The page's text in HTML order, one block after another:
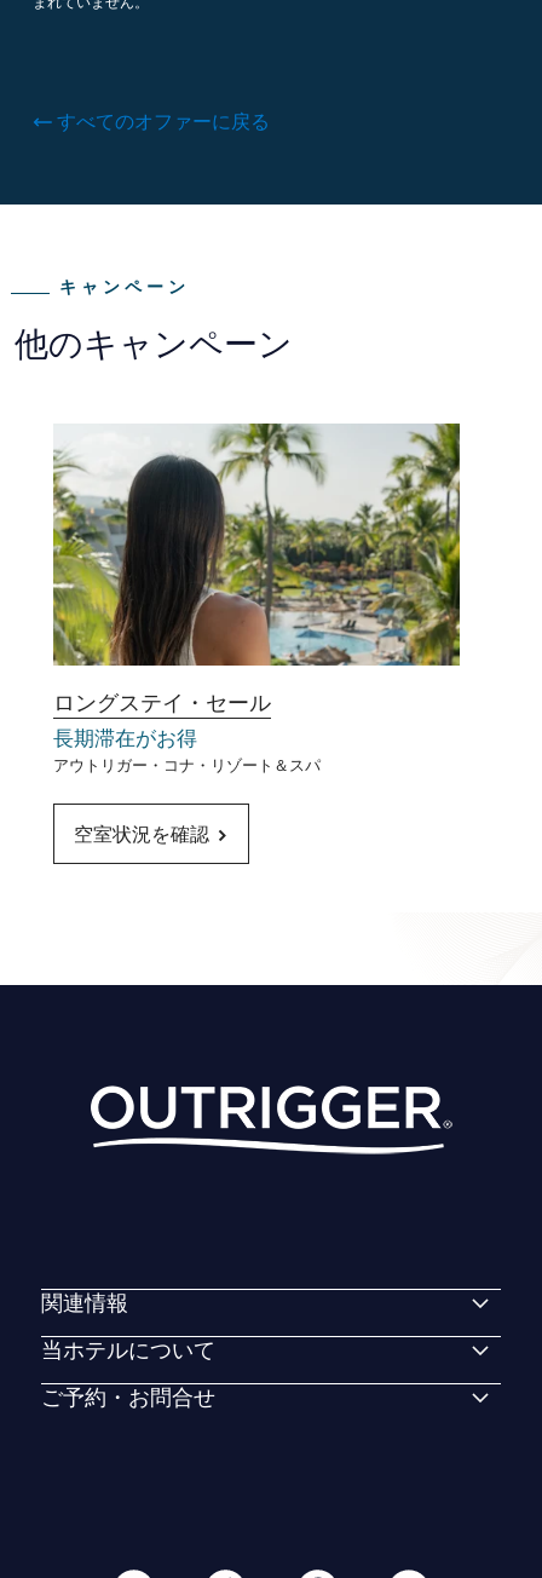
すべてのオファーに戻る
キャンペーン
他のキャンペーン
ロングステイ・セール
長期滞在がお得​
アウトリガー・コナ・リゾート＆スパ
空室状況を確認
関連情報
当ホテルについて
ご予約・お問合せ